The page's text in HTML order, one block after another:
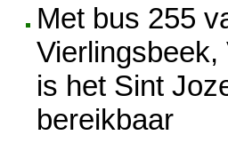
Met bus 255
Vierlingsbeek,
is het Sint
bereikbaar